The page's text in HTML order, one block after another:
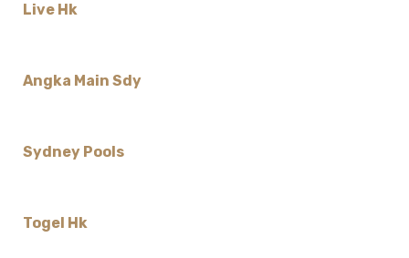
Live Hk
Angka Main Sdy
Sydney Pools
Togel Hk